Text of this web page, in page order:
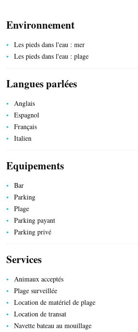
HÉBERGEMENTS
Environnement
Les pieds dans l'eau : mer
Les pieds dans l'eau : plage
Langues parlées
Anglais
Espagnol
Français
Italien
Equipements
Bar
Parking
Plage
Parking payant
Parking privé
Services
Animaux acceptés
Plage surveillée
Location de matériel de plage
Location de transat
Navette bateau au mouillage